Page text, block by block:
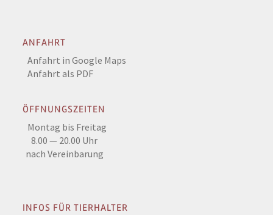
ANFAHRT
Anfahrt in Google Maps
Anfahrt als PDF
ÖFFNUNGSZEITEN
Montag bis Freitag
8.00 — 20.00 Uhr
nach Vereinbarung
INFOS FÜR TIERHALTER